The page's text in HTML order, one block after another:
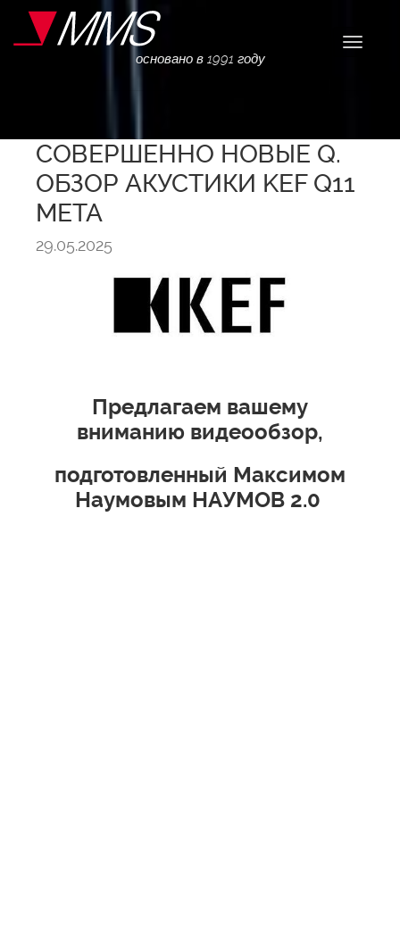
основано в 1991 году
СОВЕРШЕННО НОВЫЕ Q.
ОБЗОР АКУСТИКИ KEF Q11
META
29.05.2025
Предлагаем вашему
вниманию видеообзор,
подготовленный Максимом
Наумовым НАУМОВ 2.0